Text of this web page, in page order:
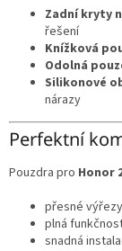
Zadní kryty
řešení
Knížková
Odolná
Silikonové
nárazy
Perfektní
Pouzdra pro Honor
přesné
plná
snadná